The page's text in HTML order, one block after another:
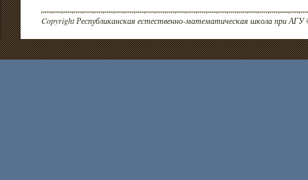
Copyright Республиканская естественно-математическая школа при АГУ